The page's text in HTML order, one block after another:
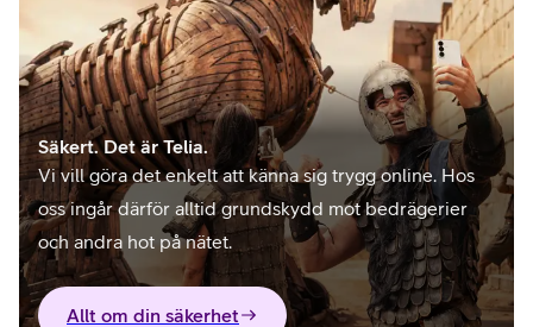
Säkert. Det är Telia.
Vi vill göra det enkelt att känna sig trygg online. Hos
oss ingår därför alltid grundskydd mot bedrägerier
och andra hot på nätet.
Allt om din säkerhet